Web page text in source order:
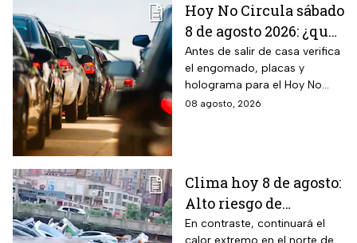
Hoy No Circula sábado
8 de agosto 2026: ¿qué
autos no circulan en
CDMX y Edomex?
Antes de salir de casa verifica
el engomado, placas y
holograma para el Hoy No
Circula de este sábado
08 agosto, 2026
Clima hoy 8 de agosto:
Alto riesgo de
inundaciones y
En contraste, continuará el
calor extremo en el norte de